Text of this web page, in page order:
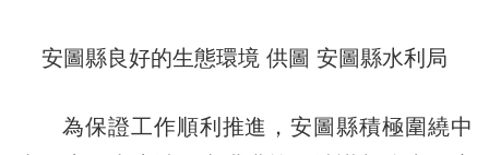
安圖縣良好的生態環境 供圖 安圖縣水利局
為保證工作順利推進，安圖縣積極圍繞中